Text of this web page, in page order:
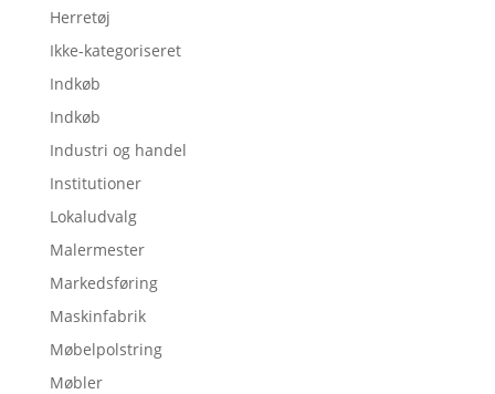
Herretøj
Ikke-kategoriseret
Indkøb
Indkøb
Industri og handel
Institutioner
Lokaludvalg
Malermester
Markedsføring
Maskinfabrik
Møbelpolstring
Møbler